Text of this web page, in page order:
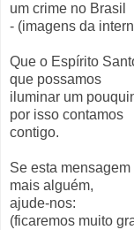
um crime no Brasil
- (imagens da
Que o Espírito
que possamos
iluminar um
por isso contamos
contigo.
Se esta
mais alguém,
ajude-nos:
(ficaremos muito